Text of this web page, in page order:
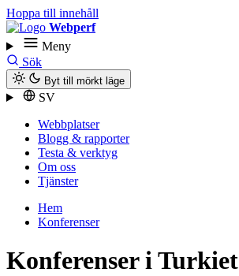
Hoppa till innehåll
Webperf
Meny
Sök
Byt till mörkt läge
SV
Webbplatser
Blogg & rapporter
Testa & verktyg
Om oss
Tjänster
Hem
Konferenser
Konferenser i Turkiet